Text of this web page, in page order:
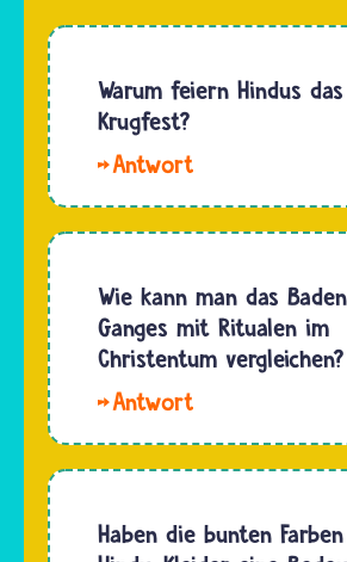
Warum feiern Hindus das
Krugfest?
Krugfest
Mela
erinnern
sich
an eine
besondere
Legende.
erzählt
Wie kann man das
Ganges mit Ritualen im
Christentum vergleichen?
ist das
des
Haben die bunten